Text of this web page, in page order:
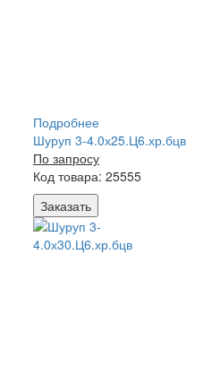
Подробнее
Шуруп 3-4.0х25.Ц6.хр.бцв
По запросу
Код товара: 25555
Заказать